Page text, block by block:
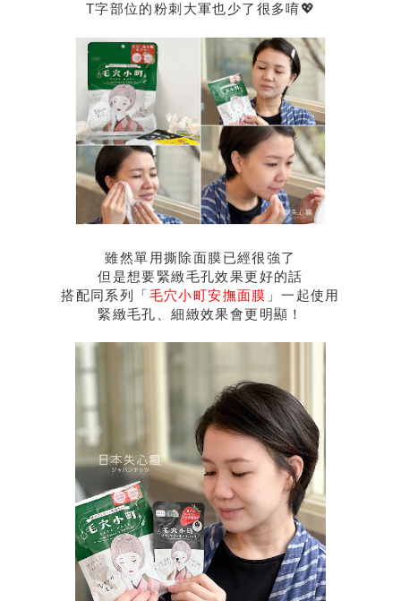
T字部位的粉刺大軍也少了很多唷💖
雖然單用撕除面膜已經很強了
但是想要緊緻毛孔效果更好的話
搭配同系列「毛穴小町安撫面膜 」一起使用
緊緻毛孔、細緻效果會更明顯！